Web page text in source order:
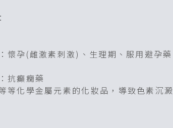
懷孕(雌激素刺激)、生理期、服用避孕藥
抗癲癇藥
等化學金屬元素的化妝品，導致色素沉澱